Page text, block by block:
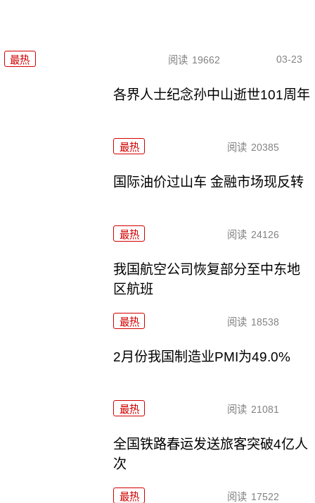
最热 阅读 19662 03-23
各界人士纪念孙中山逝世101周年
最热 阅读 20385
国际油价过山车 金融市场现反转
最热 阅读 24126
我国航空公司恢复部分至中东地
区航班
最热 阅读 18538
2月份我国制造业PMI为49.0%
最热 阅读 21081
全国铁路春运发送旅客突破4亿人
次
最热 阅读 17522